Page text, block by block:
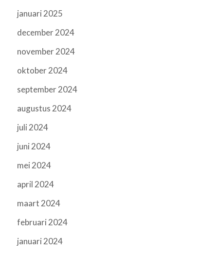
januari 2025
december 2024
november 2024
oktober 2024
september 2024
augustus 2024
juli 2024
juni 2024
mei 2024
april 2024
maart 2024
februari 2024
januari 2024